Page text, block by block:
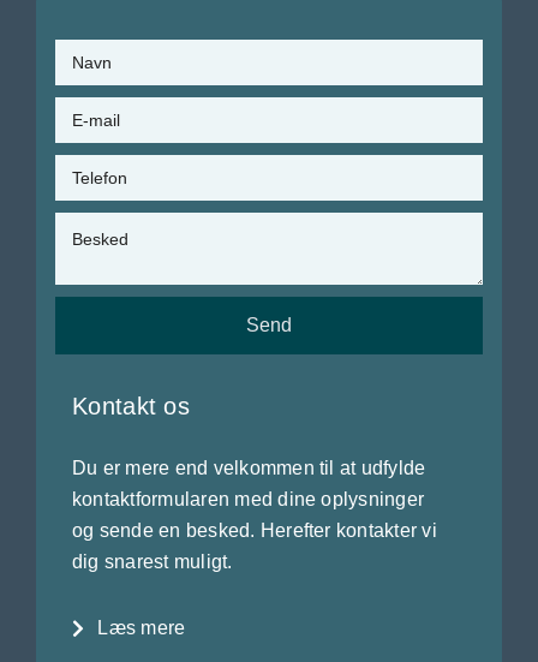
Send
Kontakt os
Du er mere end velkommen til at udfylde
kontaktformularen med dine oplysninger
og sende en besked. Herefter kontakter vi
dig snarest muligt.
Læs mere